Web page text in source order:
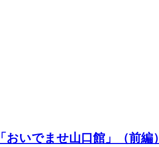
いでませ山口館」（前編）